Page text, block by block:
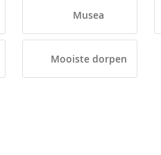
Musea
Mooiste dorpen